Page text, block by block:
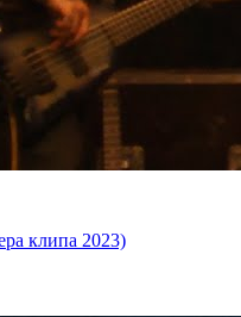
клипа 2023)